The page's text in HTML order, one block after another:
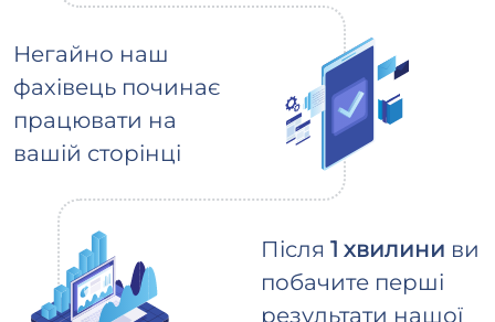
Негайно наш
фахівець починає
працювати на
вашій сторінці
Після 1 хвилини ви
побачите перші
результати нашої